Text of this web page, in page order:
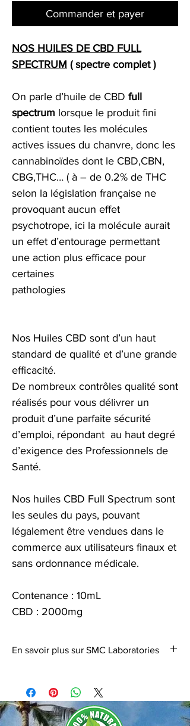
Commander et payer
NOS HUILES DE CBD FULL
SPECTRUM ( spectre complet )
On parle d’huile de CBD full
spectrum lorsque le produit fini
contient toutes les molécules
actives issues du chanvre, donc les
cannabinoïdes dont le CBD,CBN,
CBG,THC… ( à – de 0.2% de THC
selon la législation française ne
provoquant aucun effet
psychotrope, ici la molécule aurait
un effet d’entourage permettant
une action plus efficace pour
certaines
pathologies
Nos Huiles CBD sont d’un haut
standard de qualité et d’une grande
efficacité.
De nombreux contrôles qualité sont
réalisés pour vous délivrer un
produit d’une parfaite sécurité
d’emploi, répondant au haut degré
d’exigence des Professionnels de
Santé.
Nos huiles CBD Full Spectrum sont
les seules du pays, pouvant
légalement être vendues dans le
commerce aux utilisateurs finaux et
sans ordonnance médicale.
Contenance : 10mL
CBD : 2000mg
En savoir plus sur SMC Laboratories
dans le domaine des médecines naturelles
et alternatives, ainsi que pour
ses constantes recherches qui font de